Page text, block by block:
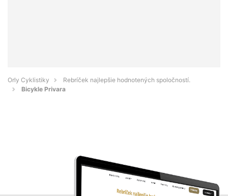
Orly Cyklistiky
Rebríček najlepšie hodnotených spoločností.
Bicykle Privara